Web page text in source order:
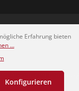
Angeboten und
Erfahrung bieten
...
Konfigurieren